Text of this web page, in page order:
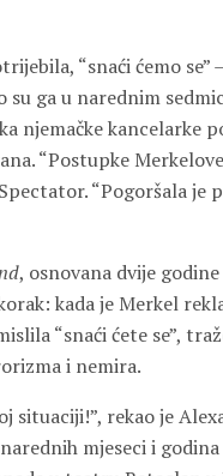
“snaći ćemo se” –
ga u narednim
njemačke kancelarke
“Postupke
“Pogoršala
, osnovana dvije
kada je Merkel
“snaći ćete se”,
i nemira.
situaciji!”, rekao je
mjeseci i